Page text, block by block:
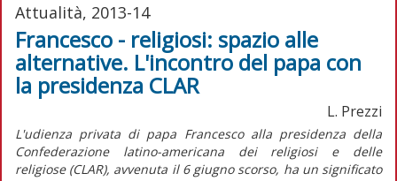
Attualità, 2013-14
Francesco - religiosi: spazio alle
alternative. L'incontro del papa con
la presidenza CLAR
L. Prezzi
L'udienza privata di papa Francesco alla presidenza della
Confederazione latino-americana dei religiosi e delle
religiose (CLAR), avvenuta il 6 giugno scorso, ha un significato